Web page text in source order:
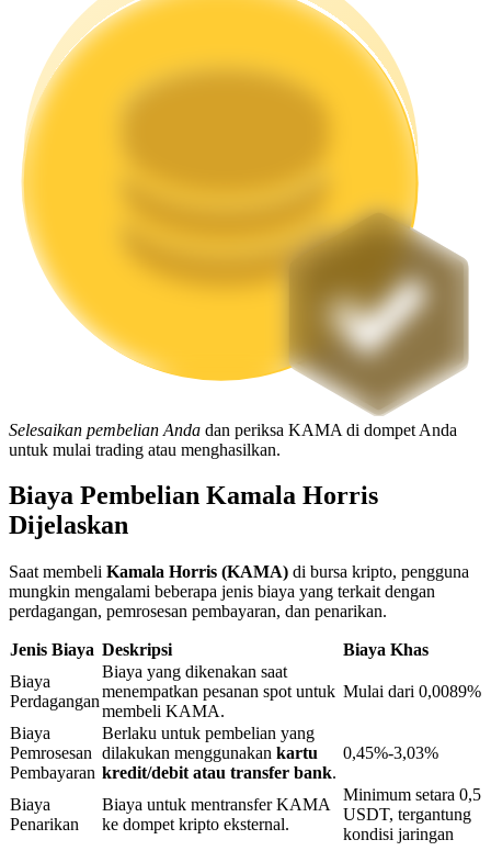
Mempertaruhkan
Pengembalian tinggi & akses instan
Launchpool
Staking fleksibel untuk mendapatkan token populer
Penguncian BTR
Investasi eksklusif untuk pemegang BTR
Pinjaman
Selesaikan pembelian Anda dan periksa KAMA di dompet Anda
untuk mulai trading atau menghasilkan.
Biaya Pembelian Kamala Horris
Dijelaskan
Saat membeli Kamala Horris (KAMA) di bursa kripto, pengguna
mungkin mengalami beberapa jenis biaya yang terkait dengan
perdagangan, pemrosesan pembayaran, dan penarikan.
Jenis Biaya Deskripsi
Biaya Khas
Biaya
Perdagangan
Biaya yang dikenakan saat
menempatkan pesanan spot untuk
membeli KAMA.
Mulai dari 0,0089%
Biaya
Pemrosesan
Pembayaran
Berlaku untuk pembelian yang
dilakukan menggunakan kartu
kredit/debit atau transfer bank.
0,45%-3,03%
Biaya
Penarikan
Biaya untuk mentransfer KAMA
ke dompet kripto eksternal.
Minimum setara 0,5
USDT, tergantung
kondisi jaringan